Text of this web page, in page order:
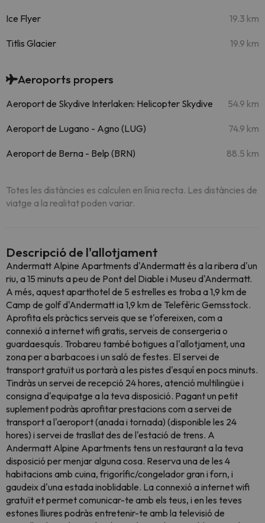
Ice Flyer 19.3 km
Titlis Glacier 19.9 km
Aeroports propers
Aeroport de Skydive Interlaken: Helicopter Skydive 54.9 km
Aeroport de Lugano - Agno (LUG) 74.9 km
Aeroport de Berna - Belp (BRN) 88.5 km
Totes les distàncies es calculen en línia recta. Les distàncies de
viatge a la realitat poden variar.
Descripció de l'allotjament
Andermatt Alpine Apartments d'Andermatt és a la ribera d'un
riu, a 15 minuts a peu de Pont del Diable i Museu d'Andermatt.
A més, aquest aparthotel de 5 estrelles es troba a 1,9 km de
Camp de golf d'Andermatt ia 1,9 km de Telefèric Gemsstock.
Aprofita els pràctics serveis que se t'ofereixen, com a
connexió a internet wifi gratis, serveis de consergeria o
guardaesquís. Trobareu també botigues a l'allotjament, una
zona per a barbacoes i un saló de festes. El servei de
transport gratuït us portarà a les pistes d'esquí en pocs minuts.
Tindràs un servei de recepció 24 hores, atenció multilingüe i
consigna d'equipatge a la teva disposició. Pagant un petit
suplement podràs aprofitar prestacions com a servei de
transport a l'aeroport (anada i tornada) (disponible les 24
hores) i servei de trasllat des de l'estació de trens. A
Andermatt Alpine Apartments tens un restaurant a la teva
disposició per menjar alguna cosa. Reserva una de les 4
habitacions amb cuina, frigorífic/congelador gran i forn, i
gaudeix d'una estada inoblidable. La connexió a internet wifi
gratuït et permet comunicar-te amb els teus, i en les teves
estones lliures podràs entretenir-te amb la televisió de